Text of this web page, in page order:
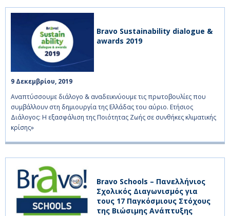
Bravo Sustainability dialogue &
awards 2019
9 Δεκεμβρίου, 2019
Αναπτύσσουμε διάλογο & αναδεικνύουμε τις πρωτοβουλίες που
συμβάλλουν στη δημιουργία της Ελλάδας του αύριο. Ετήσιος
Διάλογος: Η εξασφάλιση της Ποιότητας Ζωής σε συνθήκες κλιματικής
κρίσης»
Bravo Schools – Πανελλήνιος
Σχολικός Διαγωνισμός για
τους 17 Παγκόσμιους Στόχους
της Βιώσιμης Ανάπτυξης